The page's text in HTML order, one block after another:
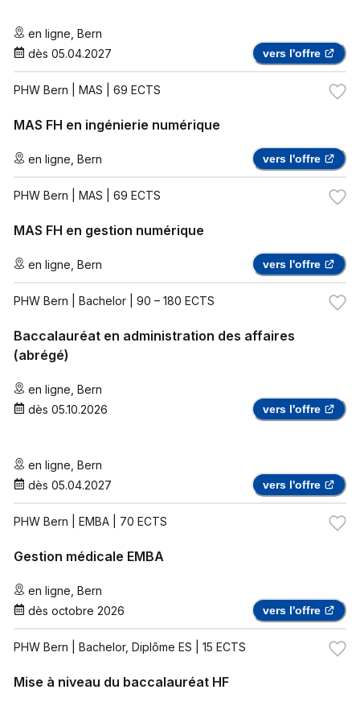
en ligne Bern
dès 05.04.2027 vers l'offre
PHW Bern | MAS | 69 ECTS
MAS FH en ingénierie numérique
en ligne Bern vers l'offre
PHW Bern | MAS | 69 ECTS
MAS FH en gestion numérique
en ligne Bern vers l'offre
PHW Bern | Bachelor | 90 – 180 ECTS
Baccalauréat en administration des affaires
(abrégé)
en ligne Bern
dès 05.10.2026 vers l'offre
en ligne Bern
dès 05.04.2027 vers l'offre
PHW Bern | EMBA | 70 ECTS
Gestion médicale EMBA
en ligne Bern
dès octobre 2026 vers l'offre
PHW Bern | Bachelor, Diplôme ES | 15 ECTS
Mise à niveau du baccalauréat HF